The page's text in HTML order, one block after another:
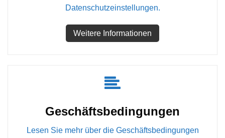
Datenschutzeinstellungen.
Weitere Informationen
Geschäftsbedingungen
Lesen Sie mehr über die Geschäftsbedingungen